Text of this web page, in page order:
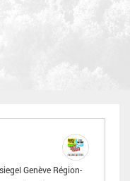
Genève Région-